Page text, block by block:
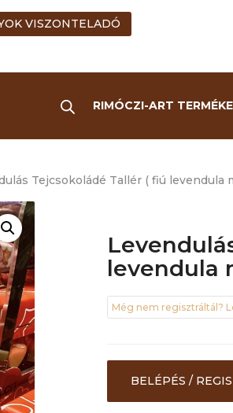
VISZONTELADÓ
RIMÓCZI-ART
Tejcsokoládé Tallér ( fiú levendula
levendula
Még nem regisztráltál?
BELÉPÉS /